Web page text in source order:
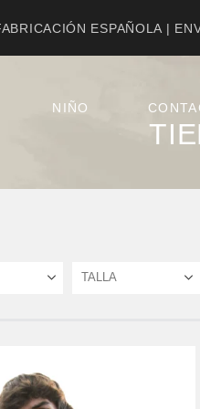
ESPAÑOLA |
NIÑO
TALLA